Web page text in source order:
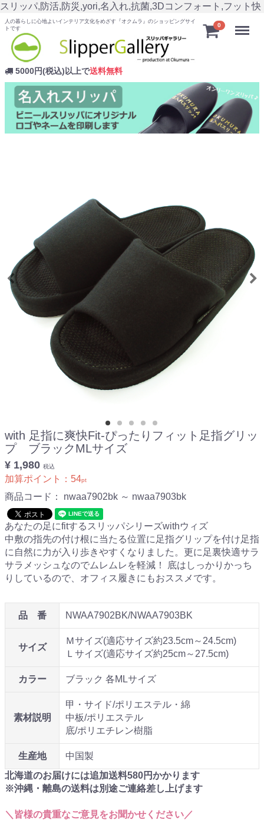
スリッパ,防活,防災,yori,名入れ,抗菌,3Dコンフォート,フット快
人の暮らしに心地よいインテリア文化をめざす『オクムラ』のショッピングサイ
トです
5000円(税込)以上で送料無料
0 Menu
with 足指に爽快Fit-ぴったりフィット足指グリッ
プ ブラックMLサイズ
¥ 1,980 税込
加算ポイント： 54pt
商品コード： nwaa7902bk ～ nwaa7903bk
あなたの足にfitするスリッパシリーズwithウィズ
中敷の指先の付け根に当たる位置に足指グリップを付け足指
に自然に力が入り歩きやすくなりました。更に足裏快適サラ
サラメッシュなのでムレムレを軽減！ 底はしっかりかっち
りしているので、オフィス履きにもおススメです。
品 番 NWAA7902BK/NWAA7903BK
サイズ
Ｍサイズ(適応サイズ約23.5cm～24.5cm)
Ｌサイズ(適応サイズ約25cm～27.5cm)
カラー ブラック 各MLサイズ
素材説明
甲・サイド/ポリエステル・綿
中板/ポリエステル
底/ポリエチレン樹脂
生産地
中国製
北海道のお届けには追加送料580円かかります
※沖縄・離島の送料は別途ご連絡差し上げます
＼皆様の貴重なご意見をお聞かせください／